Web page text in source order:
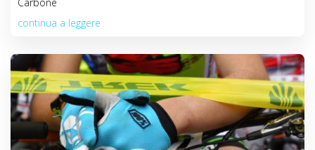
continua a leggere